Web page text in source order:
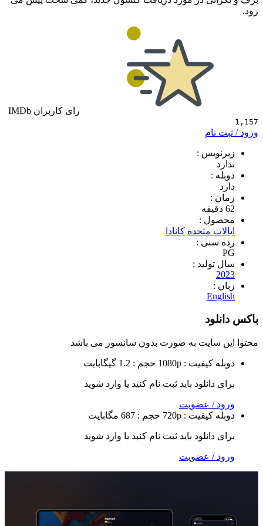
رای کاربران IMDb
نام
:
:
متحده کانادا
سنی :
:
سایت به صورتبدون سانسورمی باشد
کیفیت : 1080p حجم : 1.2 گیگابایت
دانلود باید ثبت نام کنید یا وارد شوید
/ عضویت
کیفیت : 720p حجم : 687 مگابایت
دانلود باید ثبت نام کنید یا وارد شوید
/ عضویت